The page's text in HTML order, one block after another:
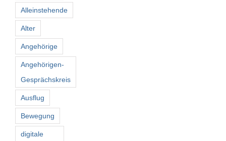
Alleinstehende
Alter
Angehörige
Angehörigen-
Gesprächskreis
Ausflug
Bewegung
digitale